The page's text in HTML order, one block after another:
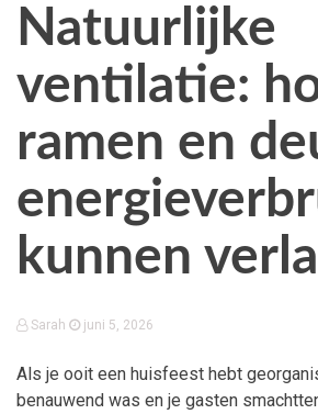
Natuurlijke
ventilatie:
ramen en
kunnen
Sarah juni 5, 2026
Als je ooit een huisfeest hebt
benauwend was en je gasten